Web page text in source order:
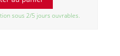
sous 2/5 jours ouvrables.